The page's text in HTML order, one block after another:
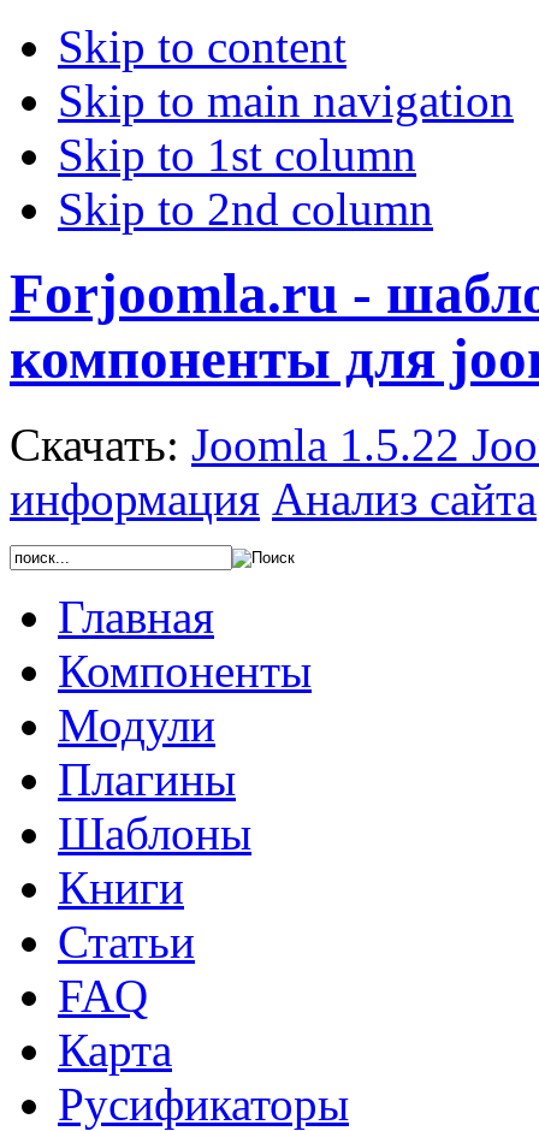
Skip to content
Skip to main navigation
Skip to 1st column
Skip to 2nd column
Forjoomla.ru -
компоненты для
Скачать: Joomla 1.5.22
информация Анализ сайта
Главная
Компоненты
Модули
Плагины
Шаблоны
Книги
Статьи
FAQ
Карта
Русификаторы